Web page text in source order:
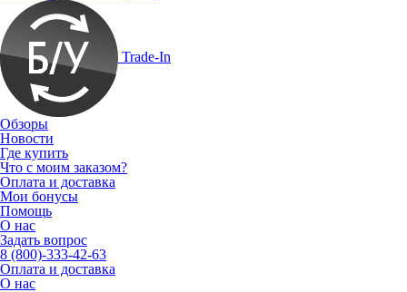
Trade-In
Обзоры
Новости
Где купить
Что с моим заказом?
Оплата и доставка
Мои бонусы
Помощь
О нас
Задать вопрос
8 (800)-333-42-63
Оплата и доставка
О нас